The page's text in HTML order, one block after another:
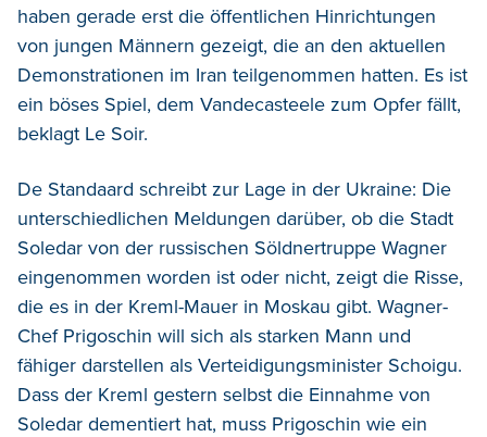
haben gerade erst die öffentlichen Hinrichtungen
von jungen Männern gezeigt, die an den aktuellen
Demonstrationen im Iran teilgenommen hatten. Es ist
ein böses Spiel, dem Vandecasteele zum Opfer fällt,
beklagt Le Soir.
De Standaard schreibt zur Lage in der Ukraine: Die
unterschiedlichen Meldungen darüber, ob die Stadt
Soledar von der russischen Söldnertruppe Wagner
eingenommen worden ist oder nicht, zeigt die Risse,
die es in der Kreml-Mauer in Moskau gibt. Wagner-
Chef Prigoschin will sich als starken Mann und
fähiger darstellen als Verteidigungsminister Schoigu.
Dass der Kreml gestern selbst die Einnahme von
Soledar dementiert hat, muss Prigoschin wie ein